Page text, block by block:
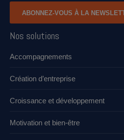
ABONNEZ-VOUS À LA
Nos solutions
Accompagnements
Création d’entreprise
Croissance et développement​
Motivation et bien-être